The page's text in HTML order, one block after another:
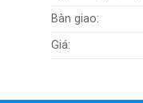
Bàn giao:
Giá: